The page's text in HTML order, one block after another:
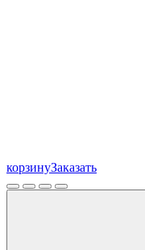
корзинуЗаказать